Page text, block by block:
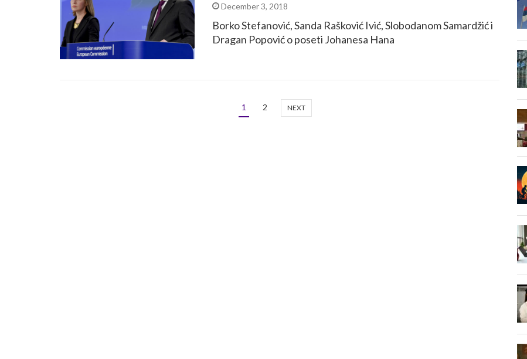
December 3, 2018
Borko Stefanović, Sanda Rašković Ivić, Slobodanom Samardžić i
Dragan Popović o poseti Johanesa Hana
1 2 NEXT